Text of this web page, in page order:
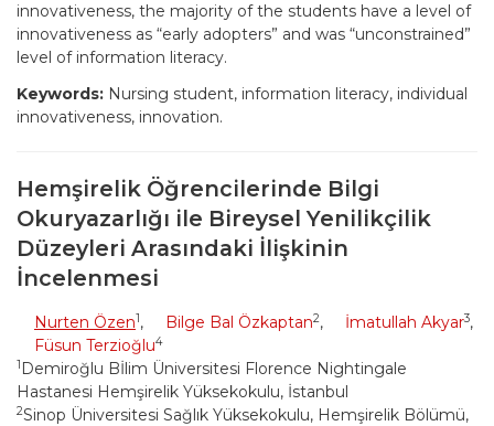
innovativeness, the majority of the students have a level of
innovativeness as “early adopters” and was “unconstrained”
level of information literacy.
Keywords: Nursing student, information literacy, individual
innovativeness, innovation.
Hemşirelik Öğrencilerinde Bilgi
Okuryazarlığı ile Bireysel Yenilikçilik
Düzeyleri Arasındaki İlişkinin
İncelenmesi
Nurten Özen1, Bilge Bal Özkaptan2, İmatullah Akyar3,
Füsun Terzioğlu4
1 Demiroğlu Bİlim Üniversitesi Florence Nightingale
Hastanesi Hemşirelik Yüksekokulu, İstanbul
2Sinop Üniversitesi Sağlık Yüksekokulu, Hemşirelik Bölümü,